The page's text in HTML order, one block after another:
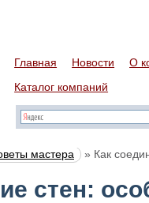
Главная Новости О
Каталог компаний
мастера » Как
стен: